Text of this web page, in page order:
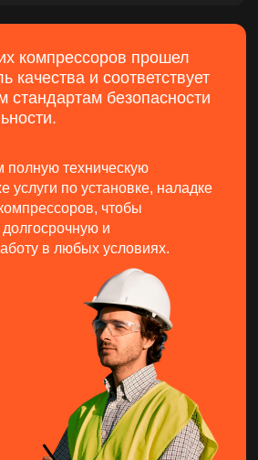
консультацию
и мы свяжемся с
время
заявку